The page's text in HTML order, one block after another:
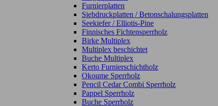
Furnierplatten
Siebdruckplatten / Betonschalungsplatten
Seekiefer / Elliotis-Pine
Finnisches Fichtensperrholz
Birke Multiplex
Multiplex beschichtet
Buche Multiplex
Kerto Furnierschichtholz
Okoume Sperrholz
Pencil Cedar Combi Sperrholz
Pappel Sperrholz
Buche Sperrholz